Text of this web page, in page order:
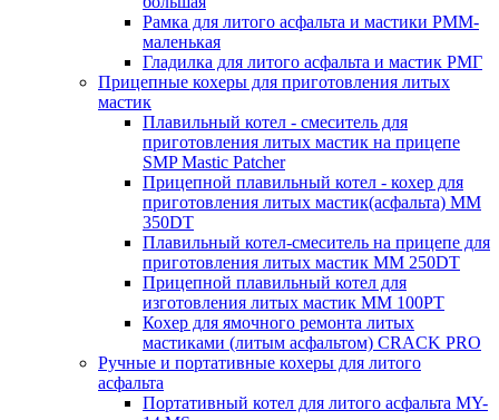
Рамка для литого асфальта и мастики РММ-
маленькая
Гладилка для литого асфальта и мастик РМГ
Прицепные кохеры для приготовления литых
мастик
Плавильный котел - смеситель для
приготовления литых мастик на прицепе
SMP Mastic Patcher
Прицепной плавильный котел - кохер для
приготовления литых мастик(асфальта) MM
350DT
Плавильный котел-смеситель на прицепе для
приготовления литых мастик MM 250DT
Прицепной плавильный котел для
изготовления литых мастик MM 100PT
Кохер для ямочного ремонта литых
мастиками (литым асфальтом) CRACK PRO
Ручные и портативные кохеры для литого
асфальта
Портативный котел для литого асфальта MY-